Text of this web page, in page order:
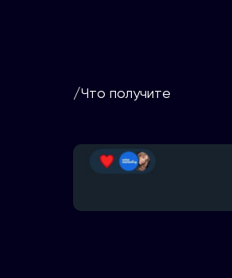
/Что получите